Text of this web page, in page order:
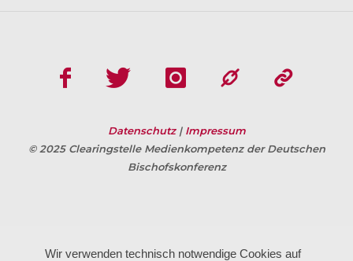
Datenschutz | Impressum
© 2025 Clearingstelle Medienkompetenz der Deutschen
Bischofskonferenz
Wir verwenden technisch notwendige Cookies auf